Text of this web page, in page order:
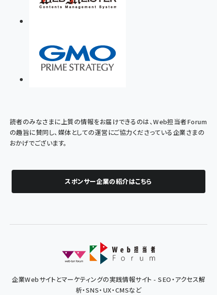
読者のみなさまに上質の情報をお届けできるのは、Web担当者Forum
の趣旨に賛同し、媒体としての運営にご協力くださっている企業さまの
おかげでございます。
スポンサー企業の紹介はこちら
企業Webサイトとマーケティングの実践情報サイト - SEO・アクセス解
析・SNS・UX・CMSなど